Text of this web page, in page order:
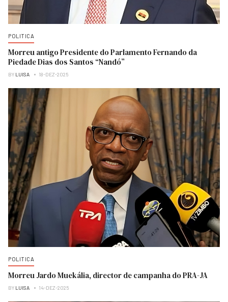
POLITICA
Morreu antigo Presidente do Parlamento Fernando da
Piedade Dias dos Santos “Nandó”
BY LUISA 18-DEZ-2025
POLITICA
Morreu Jardo Muekália, director de campanha do PRA-JA
BY LUISA 14-DEZ-2025